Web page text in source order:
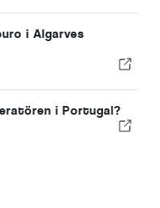
i Algarves
i Portugal?